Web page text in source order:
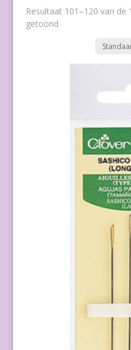
Resultaat 101–120 van
getoond